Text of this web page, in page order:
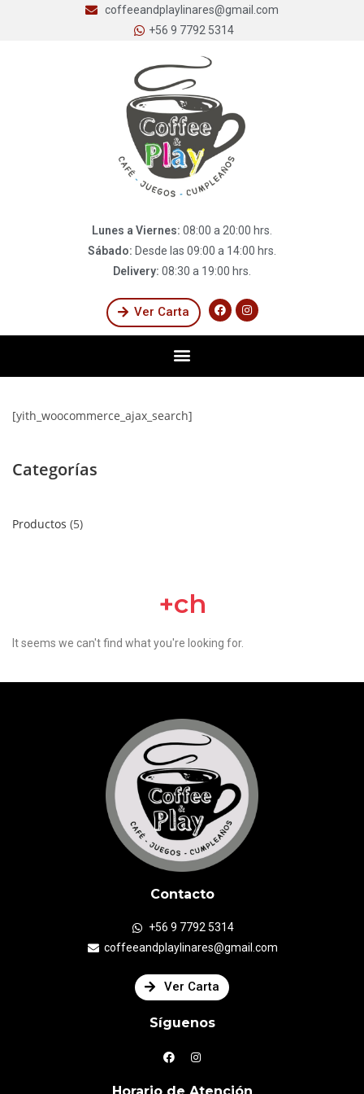
coffeeandplaylinares@gmail.com
+56 9 7792 5314
Lunes a Viernes: 08:00 a 20:00 hrs.
Sábado: Desde las 09:00 a 14:00 hrs.
Delivery: 08:30 a 19:00 hrs.
Ver Carta
[yith_woocommerce_ajax_search]
Categorías
Productos 5
+ch
It seems we can't find what you're looking for.
Contacto
+56 9 7792 5314
coffeeandplaylinares@gmail.com
Ver Carta
Síguenos